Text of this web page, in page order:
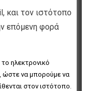
και τον ιστότοπο
επόμενη φορά
ηλεκτρονικό
ώστε να μπορούμε να
στον ιστότοπο.